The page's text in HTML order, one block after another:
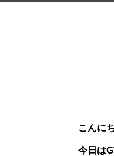
こんに
今日は